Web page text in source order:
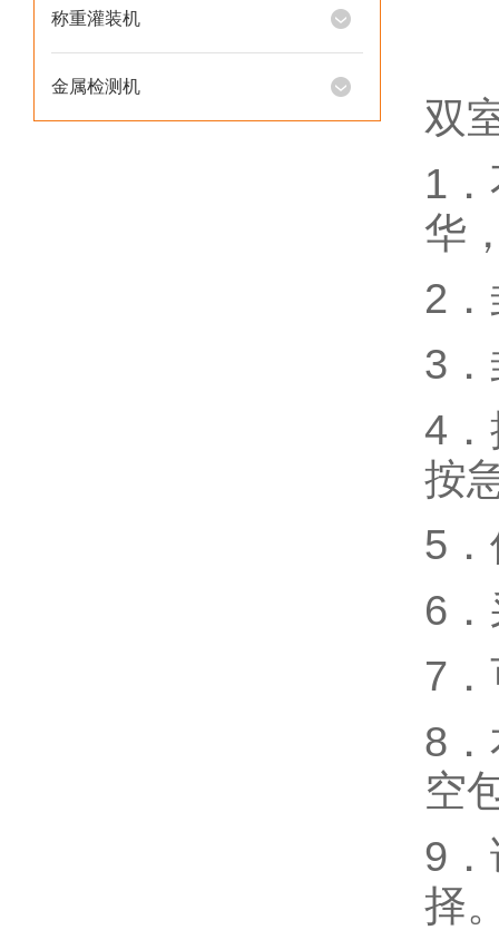
称重灌装机
金属检测机
双
1
华
2
3
4
按
5
6
7
8
空
9
择